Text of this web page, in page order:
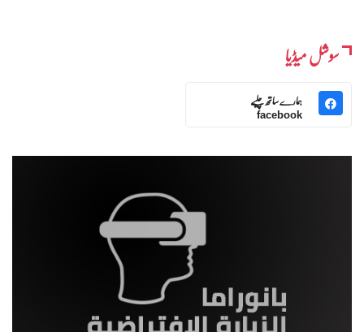
سوشل میڈیا
ہمارے ساتھ چلیے
facebook